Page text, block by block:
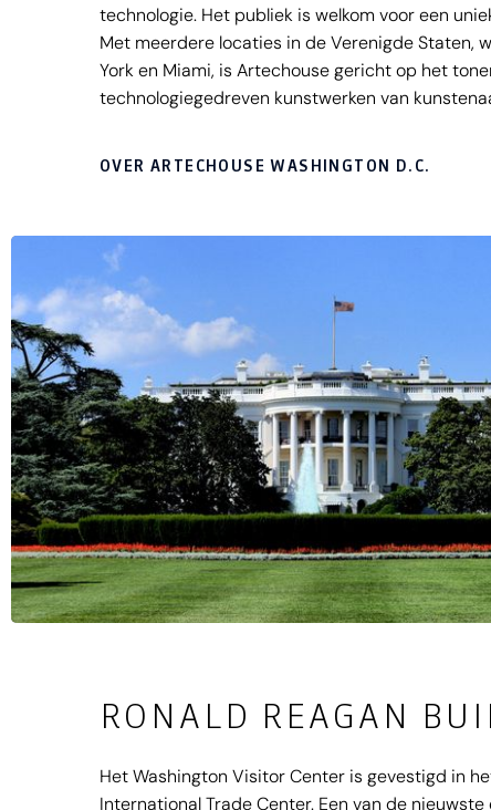
technologie. Het publiek is welkom voor een
Met meerdere locaties in de Verenigde Staten,
York en Miami, is Artechouse gericht op het
technologiegedreven kunstwerken van
OVER ARTECHOUSE WASHINGTON D.C.
RONALD REAGAN
Het Washington Visitor Center is gevestigd in
International Trade Center. Een van de